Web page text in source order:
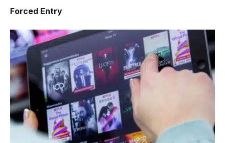
Forced Entry